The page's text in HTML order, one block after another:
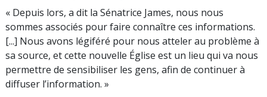
« Depuis lors, a dit la Sénatrice James, nous nous
sommes associés pour faire connaître ces informations.
[...] Nous avons légiféré pour nous atteler au problème à
sa source, et cette nouvelle Église est un lieu qui va nous
permettre de sensibiliser les gens, afin de continuer à
diffuser l’information. »